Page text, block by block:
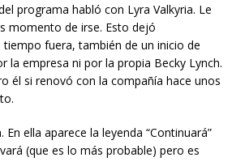
programa habló con Lyra Valkyria. Le
momento de irse. Esto dejó
fuera, también de un inicio de
empresa ni por la propia Becky Lynch.
él si renovó con la compañía hace unos
ella aparece la leyenda “Continuará”
(que es lo más probable) pero es